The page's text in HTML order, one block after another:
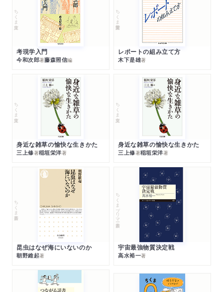
ちくま文庫
考現学入門
今和次郎著藤森照信編
ちくま学芸文庫
レポートの組み立て方
木下是雄著
ちくま文庫
身近な雑草の愉快な生きかた
三上修著稲垣栄洋著
ちくま文庫
身近な雑草の愉快な生きかた
三上修著稲垣栄洋著
ちくま新書
昆虫はなぜ海にいないのか
朝野維起著
ちくまプリマー新書
宇宙最強物質決定戦
高水裕一著